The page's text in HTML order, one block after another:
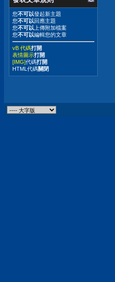
您不可以發起新主題
您不可以回應主題
您不可以 上傳附加檔案
您不可以編輯您的文章
vB 代碼打開
表情圖示打開
[IMG]代碼打開
HTML代碼關閉